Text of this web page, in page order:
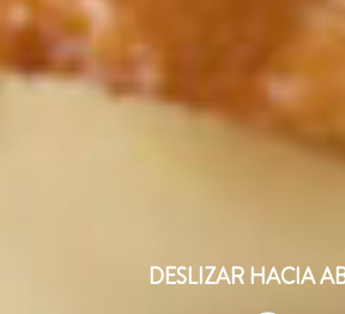
DESLIZAR HACIA